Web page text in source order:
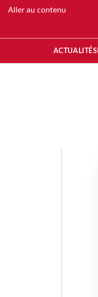
Aller au contenu
ACTUALITÉS